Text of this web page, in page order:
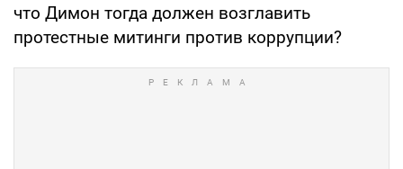
что Димон тогда должен возглавить
протестные митинги против коррупции?